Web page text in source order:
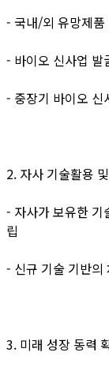
- 국내/외 유망제
- 바이오 신사업 발
- 중장기 바이오 신
2. 자사 기술활용
- 자사가 보유한 기
립
- 신규 기술 기반의
3. 미래 성장 동력